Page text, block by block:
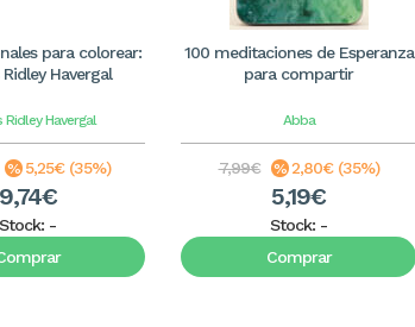
para colorear:
Havergal
Ridley Havergal
5,25€ (35%)
9,74€
Stock: -
100 meditaciones de Esperanza
para compartir
Abba
7,99€ 2,80€ (35%)
5,19€
Stock: -
Comprar